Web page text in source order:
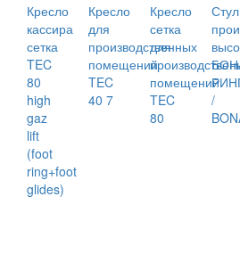
Кресло
кассира
сетка
TEC
80
high
gaz
lift
(foot
ring+foot
glides)
Кресло
для
производственных
помещений
TEC
40 7
Кресло
сетка
для
помещений
TEC
80
Стул
/